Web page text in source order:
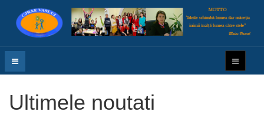
Ultimele noutati